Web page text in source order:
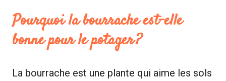
Pourquoi la bourrache est-elle
bonne pour le potager ?
La bourrache est une plante qui aime les sols